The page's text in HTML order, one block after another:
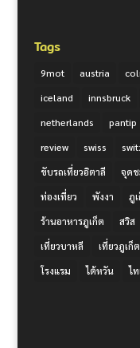
Tags
9mot austria
iceland
innsbruck
netherlands
pantip
review
swiss
ขับรถเที่ยวอิตาลี
จุดช
ท่องเที่ยว
พังงา ภู
ร้านอาหารภูเก็ต
สวิส
เที่ยวบาหลี
เที่ยวภูเก็ต
โรงแรม
ไต้หวัน ไ